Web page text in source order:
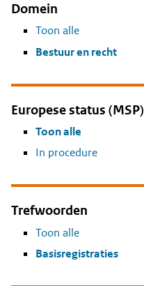
Domein
Toon alle
Bestuur en recht
Europese status (MSP)
Toon alle
In procedure
Trefwoorden
Toon alle
Basisregistraties